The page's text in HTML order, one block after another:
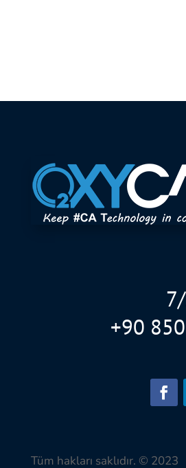
+90
Tüm hakları saklıdır. © 2023